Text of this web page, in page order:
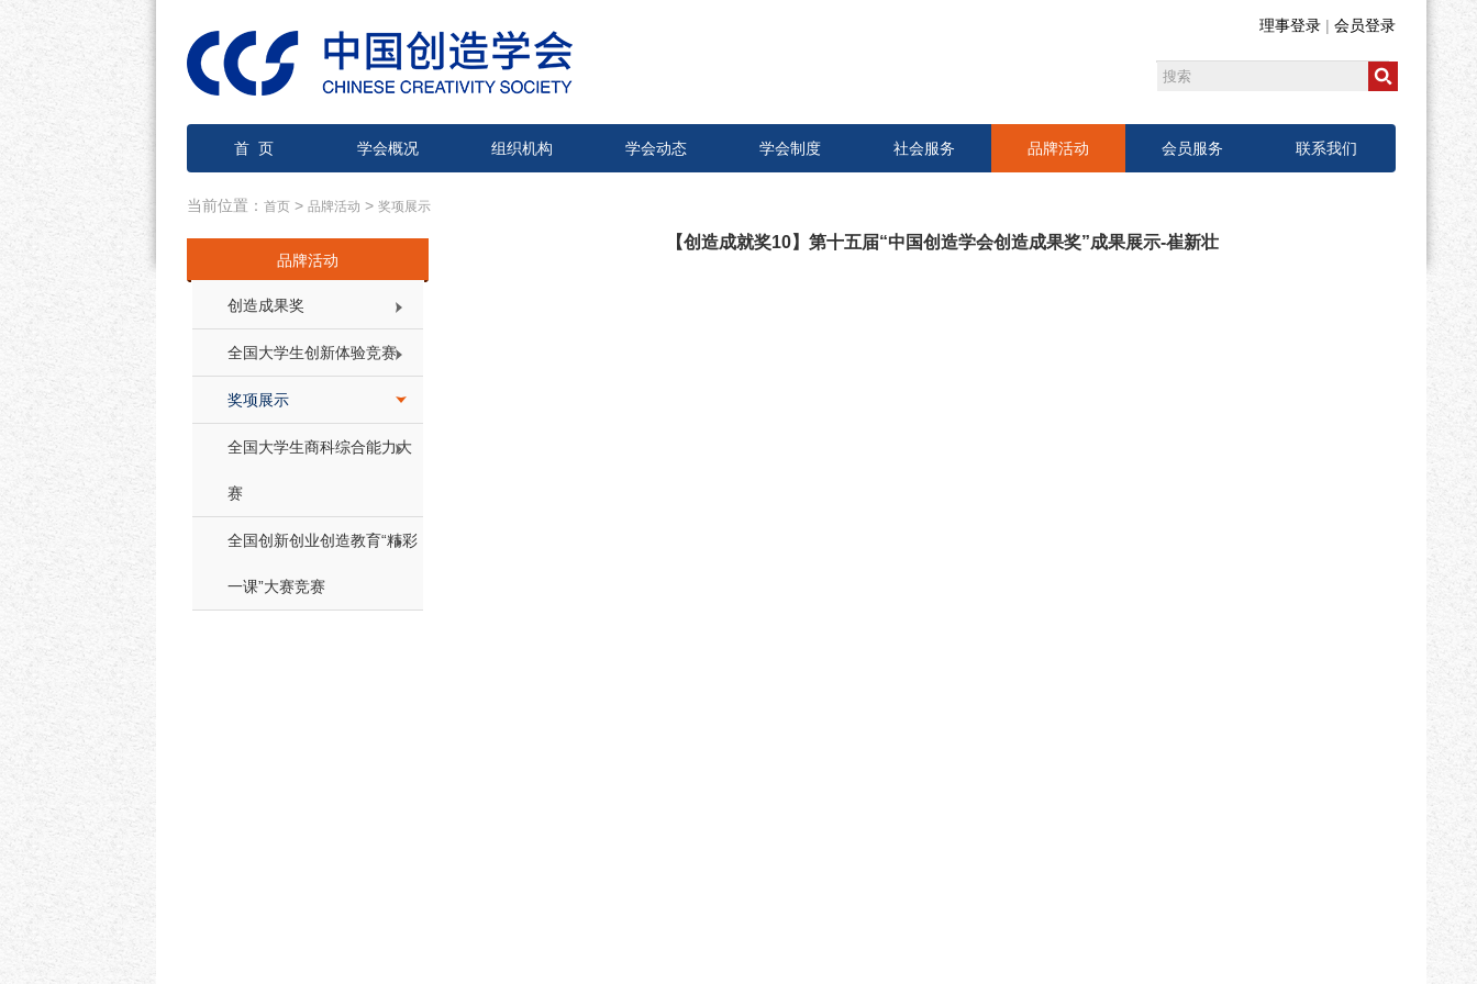
理事登录 | 会员登录
首 页 学会概况 组织机构 学会动态 学会制度 社会服务 品牌活动 会员服务 联系我们
当前位置： 首页 > 品牌活动 > 奖项展示
品牌活动
创造成果奖
全国大学生创新体验竞赛
奖项展示
全国大学生商科综合能力大
赛
全国创新创业创造教育“精彩
一课”大赛竞赛
【创造成就奖10】第十五届“中国创造学会创造成果奖”成果展示-崔新壮